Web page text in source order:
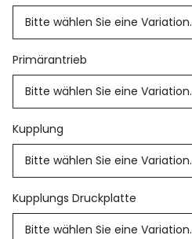
Bitte wählen Sie eine Variation.
Primärantrieb
Bitte wählen Sie eine Variation.
Kupplung
Bitte wählen Sie eine Variation.
Kupplungs Druckplatte
Bitte wählen Sie eine Variation.